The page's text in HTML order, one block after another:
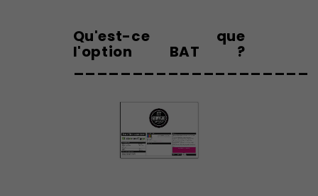
Qu'est-ce que
l'option BAT ?